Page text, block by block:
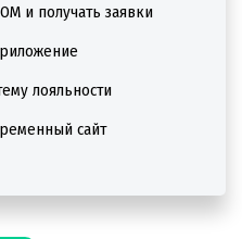
и получать заявки
лояльности
сайт